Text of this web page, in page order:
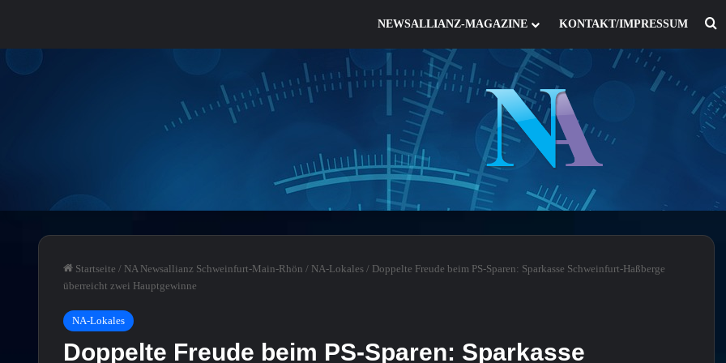
NEWSALLIANZ-MAGAZINE KONTAKT/IMPRESSUM
Startseite / NA Newsallianz Schweinfurt-Main-Rhön / NA-Lokales / Doppelte Freude beim PS-Sparen: Sparkasse Schweinfurt-Haßberge
überreicht zwei Hauptgewinne
NA-Lokales
Doppelte Freude beim PS-Sparen: Sparkasse